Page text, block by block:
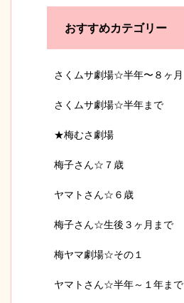
おすすめカテゴリー
さくムサ劇場☆半年〜８ヶ月
さくムサ劇場☆半年まで
★梅むさ劇場
梅子さん☆７歳
ヤマトさん☆６歳
梅子さん☆生後３ヶ月まで
梅ヤマ劇場☆その１
ヤマトさん☆半年～１年まで